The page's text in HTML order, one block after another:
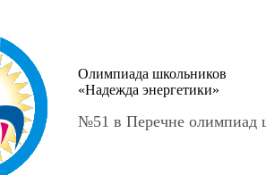
Олимпиада школьников
«Надежда энергетики»
№51 в Перечне олимпиад